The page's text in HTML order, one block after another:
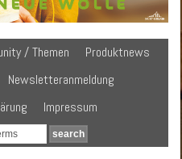
/ Themen
Produktnews
Newsletteranmeldung
Impressum